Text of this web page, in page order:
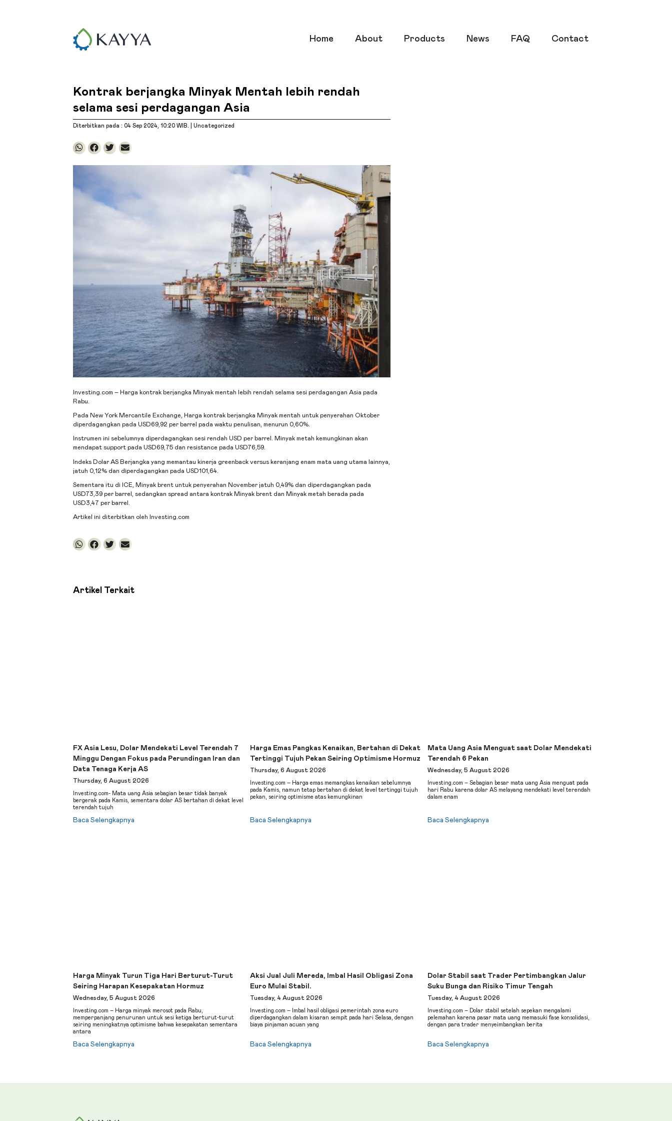
Home About Products News FAQ Contact
Kontrak berjangka Minyak Mentah lebih rendah
selama sesi perdagangan Asia
Diterbitkan pada : 04 Sep 2024, 10:20 WIB. | Uncategorized
Investing.com – Harga kontrak berjangka Minyak mentah lebih rendah selama sesi perdagangan Asia pada
Rabu.
Pada New York Mercantile Exchange, Harga kontrak berjangka Minyak mentah untuk penyerahan Oktober
diperdagangkan pada USD69,92 per barrel pada waktu penulisan, menurun 0,60%.
Instrumen ini sebelumnya diperdagangkan sesi rendah USD per barrel. Minyak metah kemungkinan akan
mendapat support pada USD69,75 dan resistance pada USD76,59.
Indeks Dolar AS Berjangka yang memantau kinerja greenback versus keranjang enam mata uang utama lainnya,
jatuh 0,12% dan diperdagangkan pada USD101,64.
Sementara itu di ICE, Minyak brentuntuk penyerahan November jatuh 0,49% dan diperdagangkan pada
USD73,39 per barrel, sedangkan spread antara kontrak Minyak brentdan Minyak metah berada pada
USD3,47 per barrel.
Artikel ini diterbitkan oleh Investing.com
Artikel Terkait
FX Asia Lesu, Dolar Mendekati Level Terendah 7
Minggu Dengan Fokus pada Perundingan Iran dan
Data Tenaga Kerja AS
Thursday, 6 August 2026
Investing.com- Mata uang Asia sebagian besar tidak banyak
bergerak pada Kamis, sementara dolar AS bertahan di dekat level
terendah tujuh
Baca Selengkapnya
Harga Emas Pangkas Kenaikan, Bertahan di Dekat
Tertinggi Tujuh Pekan Seiring Optimisme Hormuz
Thursday, 6 August 2026
Investing.com – Harga emas memangkas kenaikan sebelumnya
pada Kamis, namun tetap bertahan di dekat level tertinggi tujuh
pekan, seiring optimisme atas kemungkinan
Baca Selengkapnya
Mata Uang Asia Menguat saat Dolar Mendekati
Terendah 6 Pekan
Wednesday, 5 August 2026
Investing.com – Sebagian besar mata uang Asia menguat pada
hari Rabu karena dolar AS melayang mendekati level terendah
dalam enam
Baca Selengkapnya
Harga Minyak Turun Tiga Hari Berturut-Turut
Seiring Harapan Kesepakatan Hormuz
Wednesday, 5 August 2026
Investing.com – Harga minyak merosot pada Rabu,
memperpanjang penurunan untuk sesi ketiga berturut-turut
seiring meningkatnya optimisme bahwa kesepakatan sementara
antara
Baca Selengkapnya
Aksi Jual Juli Mereda, Imbal Hasil Obligasi Zona
Euro Mulai Stabil.
Tuesday, 4 August 2026
Investing.com – Imbal hasil obligasi pemerintah zona euro
diperdagangkan dalam kisaran sempit pada hari Selasa, dengan
biaya pinjaman acuan yang
Baca Selengkapnya
Dolar Stabil saat Trader Pertimbangkan Jalur
Suku Bunga dan Risiko Timur Tengah
Tuesday, 4 August 2026
Investing.com – Dolar stabil setelah sepekan mengalami
pelemahan karena pasar mata uang memasuki fase konsolidasi,
dengan para trader menyeimbangkan berita
Baca Selengkapnya